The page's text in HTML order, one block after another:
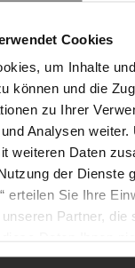
Cookies
um Inhalte
können und die
zu Ihrer
Analysen
weiteren Daten
der Dienste
erteilen Sie Ihre
Partner,
an.
ist der
integriert ist. Hier
andere Utensilien
griffbereit.
fügt sich das
Verarbeitung
Boxspringbett Jeff
auch eine clevere
Ihrem Schlafzimmer.